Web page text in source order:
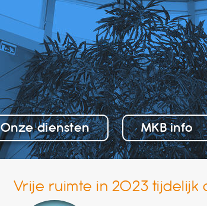
Onze diensten MKB info
Vrije ruimte in 2023